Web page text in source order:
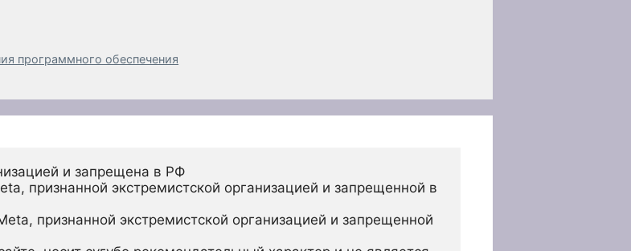
программного обеспечения
и запрещена в РФ
признанной экстремистской организацией и запрещенной в
признанной экстремистской организацией и запрещенной